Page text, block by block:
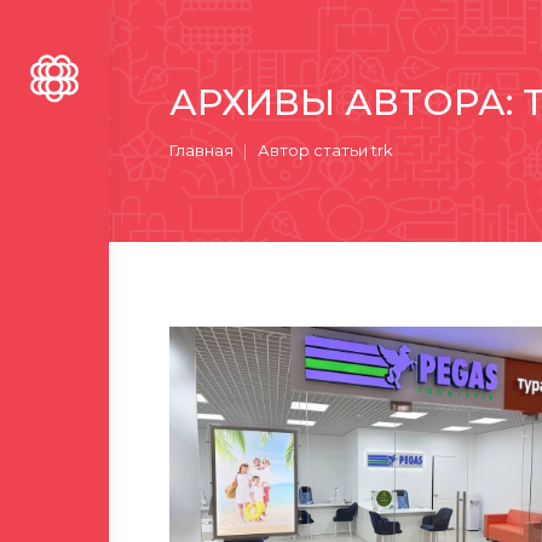
АРХИВЫ АВТОРА:
Главная Автор статьи trk